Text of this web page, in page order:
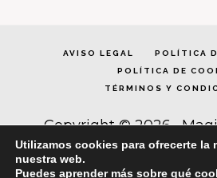
AVISO LEGAL
POLÍTICA
POLÍTICA DE
TÉRMINOS Y
Copyright © 2026 ·
Dómina Cea · Todos los
·Acceder
Utilizamos cookies para ofrecerte la
nuestra web.
Puedes aprender más sobre qué